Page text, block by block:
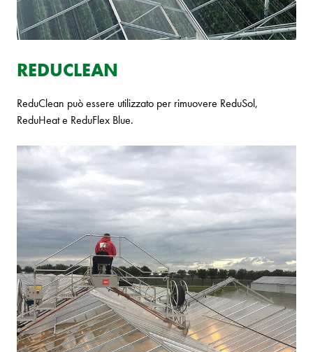
REDUCLEAN
ReduClean può essere utilizzato per rimuovere ReduSol,
ReduHeat e ReduFlex Blue.